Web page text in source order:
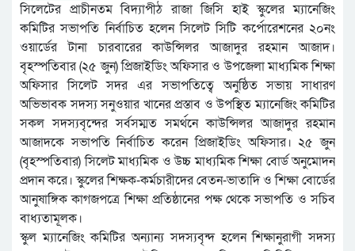
সিলেটের প্রাচীনতম বিদ্যাপীঠ রাজা জিসি হাই স্কুলের ম্যানেজিং
কমিটির সভাপতি নির্বাচিত হলেন সিলেট সিটি কর্পোরেশনের ২০নং
ওয়ার্ডের টানা চারবারের কাউন্সিলর আজাদুর রহমান আজাদ।
বৃহস্পতিবার (২৫ জুন) প্রিজাইডিং অফিসার ও উপজেলা মাধ্যমিক শিক্ষা
অফিসার সিলেট সদর এর সভাপতিত্বে অনুষ্ঠিত সভায় সাধারণ
অভিভাবক সদস্য সনুওয়ার খানের প্রস্তাব ও উপস্থিত ম্যানেজিং কমিটির
সকল সদস্যবৃন্দের সর্বসম্মত সমর্থনে কাউন্সিলর আজাদুর রহমান
আজাদকে সভাপতি নির্বাচিত করেন প্রিজাইডিং অফিসার। ২৫ জুন
(বৃহস্পতিবার) সিলেট মাধ্যমিক ও উচ্চ মাধ্যমিক শিক্ষা বোর্ড অনুমোদন
প্রদান করে। স্কুলের শিক্ষক-কর্মচারীদের বেতন-ভাতাদি ও শিক্ষা বোর্ডের
আনুষাঙ্গিক কাগজপত্রে শিক্ষা প্রতিষ্ঠানের পক্ষ থেকে সভাপতি ও সচিব
বাধ্যতামূলক।
স্কুল ম্যানেজিং কমিটির অন্যান্য সদস্যবৃন্দ হলেন শিক্ষানুরাগী সদস্য